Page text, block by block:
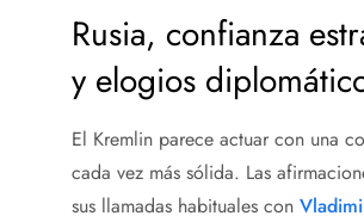
Rusia, confianza
y elogios
El Kremlin parece actuar con una
cada vez más sólida. Las
sus llamadas habituales con